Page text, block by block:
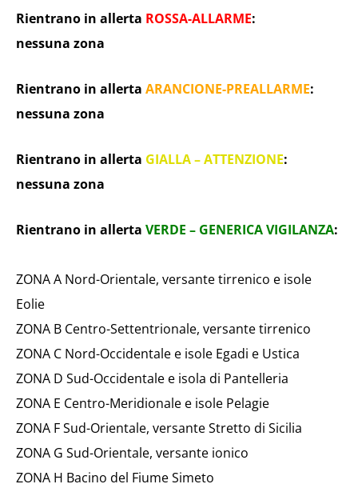
Rientrano in allerta ROSSA-ALLARME:
nessuna zona
Rientrano in allerta ARANCIONE-PREALLARME:
nessuna zona
Rientrano in allerta GIALLA – ATTENZIONE:
nessuna zona
Rientrano in allerta VERDE – GENERICA VIGILANZA:
ZONA A Nord-Orientale, versante tirrenico e isole
Eolie
ZONA B Centro-Settentrionale, versante tirrenico
ZONA C Nord-Occidentale e isole Egadi e Ustica
ZONA D Sud-Occidentale e isola di Pantelleria
ZONA E Centro-Meridionale e isole Pelagie
ZONA F Sud-Orientale, versante Stretto di Sicilia
ZONA G Sud-Orientale, versante ionico
ZONA H Bacino del Fiume Simeto